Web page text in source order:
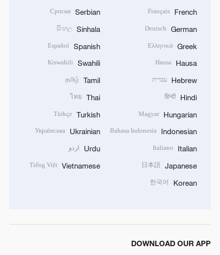
French
Français
German
Deutsch
Greek
Ελληνικά
Hausa
Hausa
Hebrew עברית
Hindi
हिन्दी
Hungarian
Magyar
Indonesian
Bahasa Indonesia
Italian
Italiano
Japanese
日本語
Korean
한국어
Serbian
Српски
Sinhala
සිංහල
Spanish
Español
Swahili
Kiswahili
Tamil
தமிழ்
Thai
ไทย
Turkish
Türkçe
Ukrainian
Українська
Urdu اردو
Vietnamese
Tiếng Việt
DOWNLOAD OUR APP